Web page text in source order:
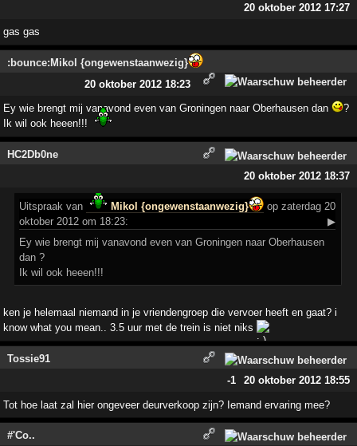
20 oktober 2012 17:27
gas gas
:bounce:Mikol {ongewenstaanwezig}
20 oktober 2012 18:23
Ey wie brengt mij vanavond even van Groningen naar Oberhausen dan
?
Ik wil ook heeen!!!
HC2Db0ne
20 oktober 2012 18:37
Uitspraak van Mikol {ongewenstaanwezig}
op zaterdag 20
oktober 2012 om 18:23:
▶
Ey wie brengt mij vanavond even van Groningen naar Oberhausen
dan ?
Ik wil ook heeen!!!
ken je helemaal niemand in je vriendengroep die vervoer heeft en gaat? i
know what you mean.. 3.5 uur met de trein is niet niks
Tossie91
-1
20 oktober 2012 18:55
Tot hoe laat zal hier ongeveer deurverkoop zijn? Iemand ervaring mee?
#'Co..